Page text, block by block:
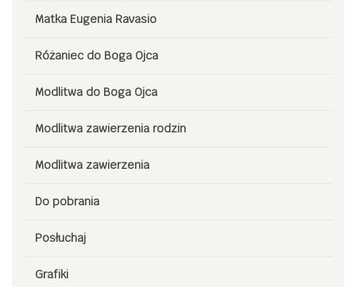
Matka Eugenia Ravasio
Różaniec do Boga Ojca
Modlitwa do Boga Ojca
Modlitwa zawierzenia rodzin
Modlitwa zawierzenia
Do pobrania
Posłuchaj
Grafiki